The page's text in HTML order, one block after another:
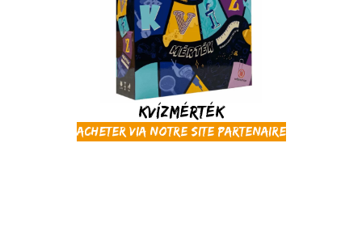
Kvízmérték
Acheter via notre site partenaire